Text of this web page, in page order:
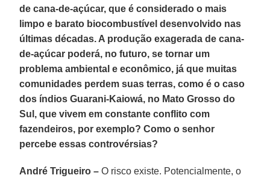
de cana-de-açúcar, que é considerado o mais
limpo e barato biocombustível desenvolvido nas
últimas décadas. A produção exagerada de cana-
de-açúcar poderá, no futuro, se tornar um
problema ambiental e econômico, já que muitas
comunidades perdem suas terras, como é o caso
dos índios Guarani-Kaiowá, no Mato Grosso do
Sul, que vivem em constante conflito com
fazendeiros, por exemplo? Como o senhor
percebe essas controvérsias?
André Trigueiro – O risco existe. Potencialmente, o